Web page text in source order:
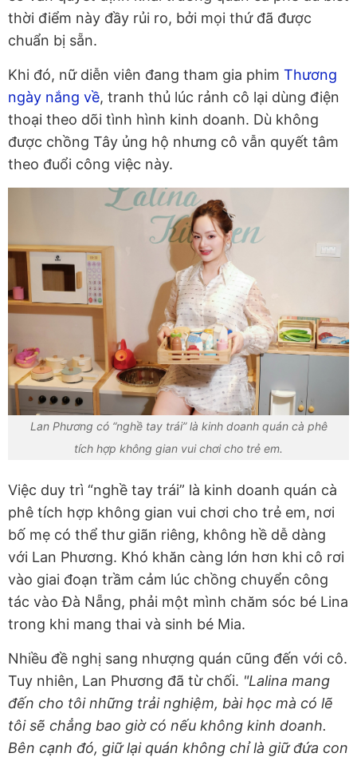
thời điểm này đầy rủi ro, bởi mọi thứ đã được
chuẩn bị sẵn.
Khi đó, nữ diễn viên đang tham gia phim Thương
ngày nắng về, tranh thủ lúc rảnh cô lại dùng điện
thoại theo dõi tình hình kinh doanh. Dù không
được chồng Tây ủng hộ nhưng cô vẫn quyết tâm
theo đuổi công việc này.
Lan Phương có “nghề tay trái” là kinh doanh quán cà phê
tích hợp không gian vui chơi cho trẻ em.
Việc duy trì “nghề tay trái” là kinh doanh quán cà
phê tích hợp không gian vui chơi cho trẻ em, nơi
bố mẹ có thể thư giãn riêng, không hề dễ dàng
với Lan Phương. Khó khăn càng lớn hơn khi cô rơi
vào giai đoạn trầm cảm lúc chồng chuyển công
tác vào Đà Nẵng, phải một mình chăm sóc bé Lina
trong khi mang thai và sinh bé Mia.
Nhiều đề nghị sang nhượng quán cũng đến với cô.
Tuy nhiên, Lan Phương đã từ chối. "Lalina mang
đến cho tôi những trải nghiệm, bài học mà có lẽ
tôi sẽ chẳng bao giờ có nếu không kinh doanh.
Bên cạnh đó, giữ lại quán không chỉ là giữ đứa con